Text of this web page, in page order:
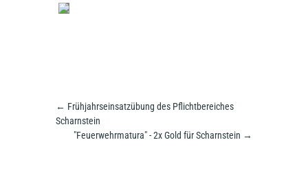
← Frühjahrseinsatzübung des Pflichtbereiches
Scharnstein
"Feuerwehrmatura" - 2x Gold für Scharnstein →